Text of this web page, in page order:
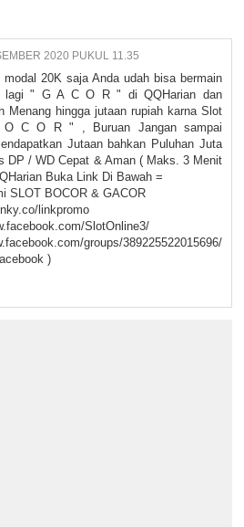
2020 PUKUL 11.35
modal 20K saja Anda udah bisa bermain
lagi " G A C O R " di QQHarian dan
Menang hingga jutaan rupiah karna Slot
C O R " , Buruan Jangan sampai
Jutaan bahkan Puluhan Juta
DP / WD Cepat & Aman ( Maks. 3 Menit
Buka Link Di Bawah =
SLOT BOCOR & GACOR
linkpromo
SlotOnline3/
groups/389225522015696/
)